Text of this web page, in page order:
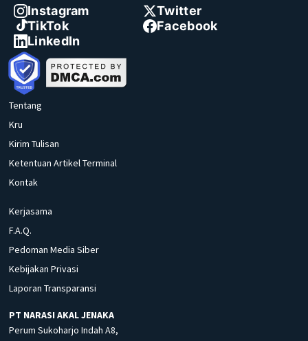
Instagram
Twitter
TikTok
Facebook
LinkedIn
Tentang
Kru
Kirim Tulisan
Ketentuan Artikel Terminal
Kontak
Kerjasama
F.A.Q.
Pedoman Media Siber
Kebijakan Privasi
Laporan Transparansi
PT NARASI AKAL JENAKA
Perum Sukoharjo Indah A8,